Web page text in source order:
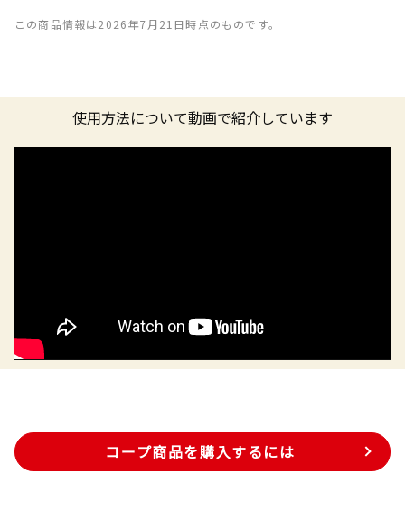
この商品情報は2026年7月21日時点のものです。
使用方法について動画で紹介しています
コープ商品を購入するには